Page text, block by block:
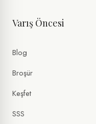
Varış Öncesi
Blog
Broşür
Keşfet
SSS